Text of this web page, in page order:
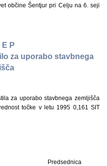
občine Šentjur pri Celju na 6. seji
P
za uporabo stavbnega
za uporabo stavbnega zemljišča
točke v letu 1995 0,161 SIT
Predsednica